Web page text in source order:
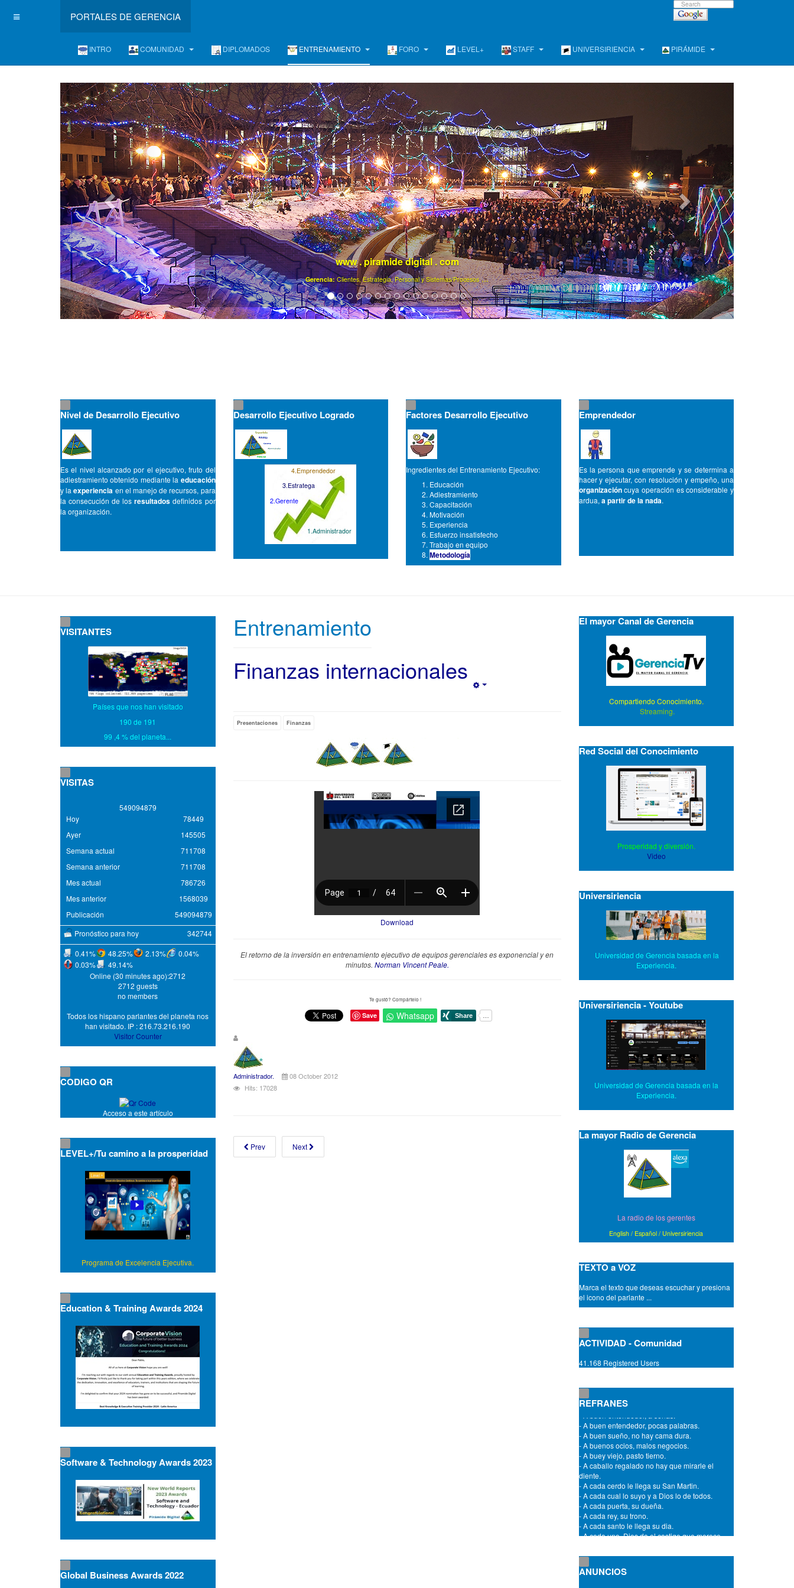
PORTALES DE GERENCIA
INTRO COMUNIDAD DIPLOMADOS ENTRENAMIENTO FORO LEVEL+ STAFF UNIVERSIRIENCIA PIRÁMIDE
Level +/ Un programa de Desarrollo Ejecutivo Continuo, Diferente !
Ya son más de 40000 gerentes registrados ...
Nivel de Desarrollo Ejecutivo
Es el nivel alcanzado por el ejecutivo, fruto del
adiestramiento obtenido mediante la educación
y laexperiencia en el manejo de recursos, para
la consecución de losresultados definidos por
la organización.
Desarrollo Ejecutivo Logrado
4.Emprendedor
3.Estratega
2.Gerente
1.Administrador
Factores Desarrollo Ejecutivo
Ingredientes del Entrenamiento Ejecutivo:
Educación
Adiestramiento
Capacitación
Motivación
Experiencia
Esfuerzo insatisfecho
Trabajo en equipo
Metodología
Emprendedor
Es la persona que emprende y se determina a
hacer y ejecutar, con resolución y empeño, una
organizacióncuya operación es considerable y
ardua, a partir de la nada.
Entrenamiento
Finanzas internacionales
Presentaciones Finanzas
Download
El retorno de la inversión en entrenamiento ejecutivo de equipos gerenciales es exponencial y en
minutos. Norman Vincent Peale.
Te gustó? Compártelo !
Save Whatsapp
Administrador.
08 October 2012
Hits: 17028
Prev Next
VISITANTES
Países que nos han visitado
190 de 191
99 ,4 % del planeta...
VISITAS
549094879
Hoy
Ayer
Semana actual
Semana anterior
Mes actual
Mes anterior
Publicación
78449
145505
711708
711708
786726
1568039
549094879
Pronóstico para hoy
342744
0.41%
48.25% 2.13%
0.04%
0.03%
49.14%
Online (30 minutes ago):2712
2712 guests
no members
Todos los hispano parlantes del planeta nos
han visitado. IP : 216.73.216.190
Visitor Counter
CODIGO QR
Acceso a este artículo
LEVEL+/Tu camino a la prosperidad
Programa de Excelencia Ejecutiva.
Education & Training Awards 2024
Software & Technology Awards 2023
Global Business Awards 2022
El mayor Canal de Gerencia
Compartiendo Conocimiento.
Streaming.
Red Social del Conocimiento
Prosperidad y diversión.
Video
Universiriencia
Universidad de Gerencia basada en la
Experiencia.
Universiriencia - Youtube
Universidad de Gerencia basada en la
Experiencia.
La mayor Radio de Gerencia
La radio de los gerentes
English / Español /Universiriencia
TEXTO a VOZ
Marca el texto que deseas escuchar y presiona
el icono del parlante ...
ACTIVIDAD - Comunidad
41.168 Registered Users
REFRANES
puertas abiertas.
- A buen capellan mejor sacristan.
- A buen entendedor, a señas.
- A buen entendedor, pocas palabras.
- A buen sueño, no hay cama dura.
- A buenos ocios, malos negocios.
- A buey viejo, pasto tierno.
- A caballo regalado no hay que mirarle el
diente.
- A cada cerdo le llega su San Martin.
- A cada cual lo suyo y a Dios lo de todos.
- A cada puerta, su dueña.
- A cada rey, su trono.
- A cada santo le llega su dia.
- A cada uno, Dios da el castigo que merece.
- A cama chica, echate en medio.
- A comer y a misa, solo una vez se avisa.
- A confesion de parte, relevo de prueba.
- A cuentas viejas, barajas nuevas.
ANUNCIOS